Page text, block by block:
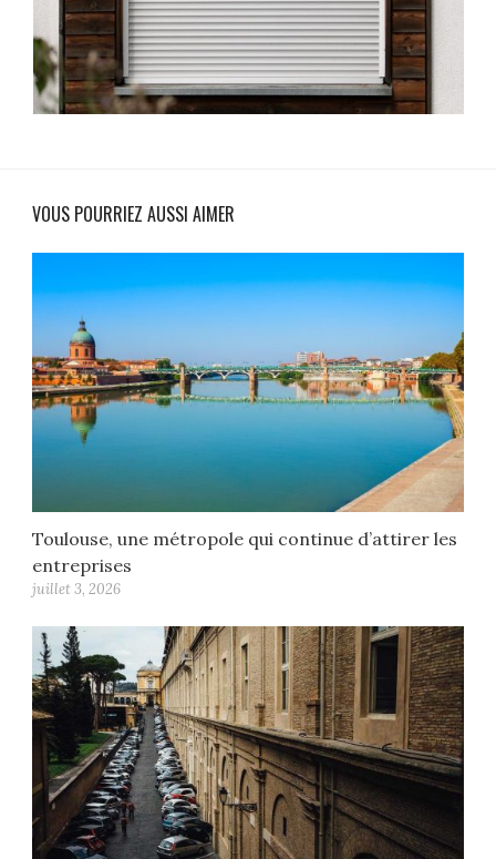
VOUS POURRIEZ AUSSI AIMER
Toulouse, une métropole qui continue d’attirer les
entreprises
juillet 3, 2026